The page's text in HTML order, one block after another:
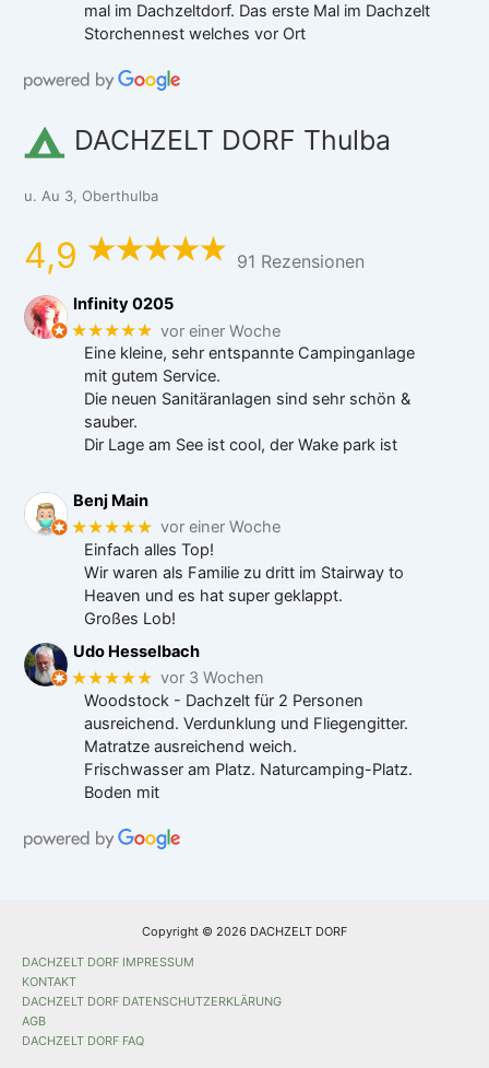
mal im Dachzeltdorf. Das erste Mal im Dachzelt
Storchennest welches vor Ort
DACHZELT DORF Thulba
u. Au 3, Oberthulba
4,9 91 Rezensionen
Infinity 0205
★★★★★ vor einer Woche
Eine kleine, sehr entspannte Campinganlage
mit gutem Service.
Die neuen Sanitäranlagen sind sehr schön &
sauber.
Dir Lage am See ist cool, der Wake park ist
Benj Main
★★★★★ vor einer Woche
Einfach alles Top!
Wir waren als Familie zu dritt im Stairway to
Heaven und es hat super geklappt.
Großes Lob!
Udo Hesselbach
★★★★★ vor 3 Wochen
Woodstock - Dachzelt für 2 Personen
ausreichend. Verdunklung und Fliegengitter.
Matratze ausreichend weich.
Frischwasser am Platz. Naturcamping-Platz.
Boden mit
Copyright © 2026 DACHZELT DORF
DACHZELT DORF IMPRESSUM
KONTAKT
DACHZELT DORF DATENSCHUTZERKLÄRUNG
AGB
DACHZELT DORF FAQ